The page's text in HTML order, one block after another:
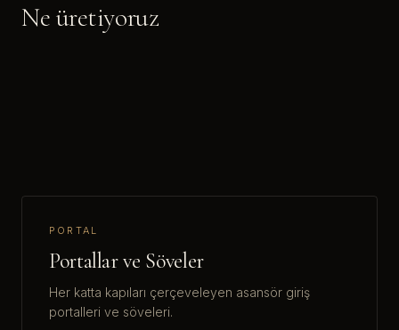
Ne üretiyoruz
PORTAL
Portallar ve Söveler
Her katta kapıları çerçeveleyen asansör giriş
portalleri ve söveleri.